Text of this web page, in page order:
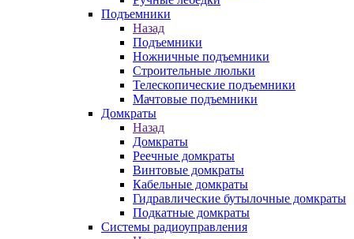
Подъемники
Назад
Подъемники
Ножничные подъемники
Строительные люльки
Телескопические подъемники
Мачтовые подъемники
Домкраты
Назад
Домкраты
Реечные домкраты
Винтовые домкраты
Кабельные домкраты
Гидравлические бутылочные домкраты
Подкатные домкраты
Системы радиоуправления